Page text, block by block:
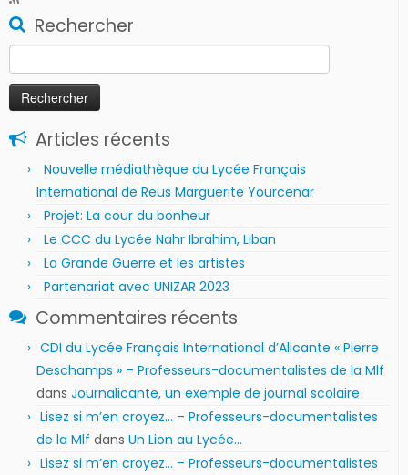
Rechercher
Rechercher :
Articles récents
Nouvelle médiathèque du Lycée Français
International de Reus Marguerite Yourcenar
Projet: La cour du bonheur
Le CCC du Lycée Nahr Ibrahim, Liban
La Grande Guerre et les artistes
Partenariat avec UNIZAR 2023
Commentaires récents
CDI du Lycée Français International d’Alicante « Pierre
Deschamps » – Professeurs-documentalistes de la Mlf
dans Journalicante, un exemple de journal scolaire
Lisez si m’en croyez… – Professeurs-documentalistes
de la Mlf dans Un Lion au Lycée…
Lisez si m’en croyez… – Professeurs-documentalistes